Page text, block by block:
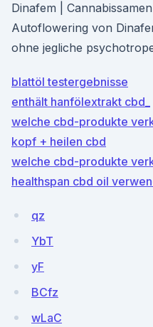
Dinafem |
Autoflowering von
ohne jegliche
blattöl testergebnisse
enthält hanfölextrakt cbd_
welche cbd-produkte
kopf + heilen cbd
welche cbd-produkte
healthspan cbd oil
qz
YbT
yF
BCfz
wLaC